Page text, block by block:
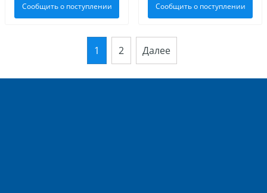
Сообщить о поступлении Сообщить о поступлении
1 2 Далее